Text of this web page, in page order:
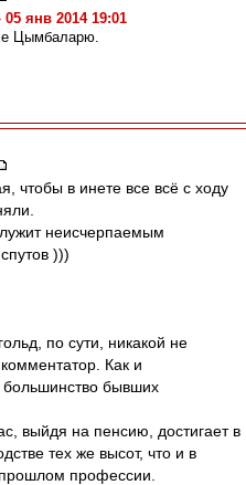
янв 2014 19:01
Цымбаларю.
чтобы в инете все всё с ходу
неисчерпаемым
)))
по сути, никакой не
Как и
бывших
выйдя на пенсию, достигает в
тех же высот, что и в
профессии.